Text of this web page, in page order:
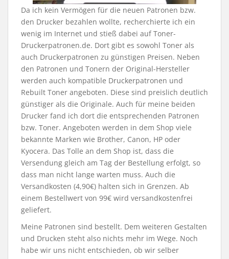
Da ich kein Vermögen für die neuen Patronen bzw.
den Drucker bezahlen wollte, recherchierte ich ein
wenig im Internet und stieß dabei auf Toner-
Druckerpatronen.de. Dort gibt es sowohl Toner als
auch Druckerpatronen zu günstigen Preisen. Neben
den Patronen und Tonern der Original-Hersteller
werden auch kompatible Druckerpatronen und
Rebuilt Toner angeboten. Diese sind preislich deutlich
günstiger als die Originale. Auch für meine beiden
Drucker fand ich dort die entsprechenden Patronen
bzw. Toner. Angeboten werden in dem Shop viele
bekannte Marken wie Brother, Canon, HP oder
Kyocera. Das Tolle an dem Shop ist, dass die
Versendung gleich am Tag der Bestellung erfolgt, so
dass man nicht lange warten muss. Auch die
Versandkosten (4,90€) halten sich in Grenzen. Ab
einem Bestellwert von 99€ wird versandkostenfrei
geliefert.
Meine Patronen sind bestellt. Dem weiteren Gestalten
und Drucken steht also nichts mehr im Wege. Noch
habe wir uns nicht entschieden, ob wir selber